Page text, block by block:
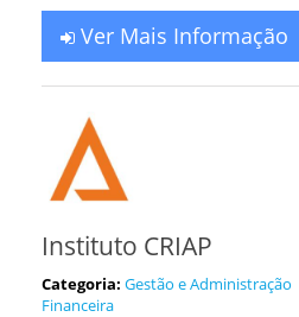
Ver Mais Informação
Instituto CRIAP
Categoria: Gestão e Administração
Financeira